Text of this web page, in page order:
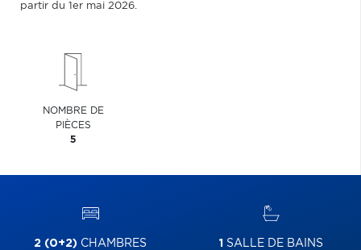
partir du 1er mai 2026.
NOMBRE DE
PIÈCES
5
2 (0+2) CHAMBRES 1 SALLE DE BAINS